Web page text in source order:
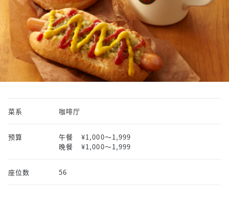
菜系 咖啡厅
预算 午餐
¥1,000〜1,999
晚餐
¥1,000〜1,999
座位数 56